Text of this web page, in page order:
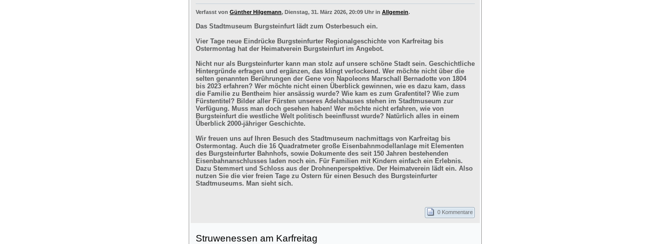
Verfasst von Günther Hilgemann, Dienstag, 31. März 2026, 20:09 Uhr in Allgemein.
Das Stadtmuseum Burgsteinfurt lädt zum Osterbesuch ein.
Vier Tage neue Eindrücke Burgsteinfurter Regionalgeschichte von Karfreitag bis
Ostermontag hat der Heimatverein Burgsteinfurt im Angebot.
Nicht nur als Burgsteinfurter kann man stolz auf unsere schöne Stadt sein. Geschichtliche
Hintergründe erfragen und ergänzen, das klingt verlockend. Wer möchte nicht über die
selten genannten Berührungen der Gene von Napoleons Marschall Bernadotte von 1804
bis 2023 erfahren? Wer möchte nicht einen Überblick gewinnen, wie es dazu kam, dass
die Familie zu Bentheim hier ansässig wurde? Wie kam es zum Grafentitel? Wie zum
Fürstentitel? Bilder aller Fürsten unseres Adelshauses stehen im Stadtmuseum zur
Verfügung. Muss man doch gesehen haben! Wer möchte nicht erfahren, wie von
Burgsteinfurt die westliche Welt politisch beeinflusst wurde? Natürlich alles in einem
Überblick 2000-jähriger Geschichte.
Wir freuen uns auf Ihren Besuch des Stadtmuseum nachmittags von Karfreitag bis
Ostermontag. Auch die 16 Quadratmeter große Eisenbahnmodellanlage mit Elementen
des Burgsteinfurter Bahnhofs, sowie Dokumente des seit 150 Jahren bestehenden
Eisenbahnanschlusses laden noch ein. Für Familien mit Kindern einfach ein Erlebnis.
Dazu Stemmert und Schloss aus der Drohnenperspektive. Der Heimatverein lädt ein. Also
nutzen Sie die vier freien Tage zu Ostern für einen Besuch des Burgsteinfurter
Stadtmuseums. Man sieht sich.
0 Kommentare
Struwenessen am Karfreitag